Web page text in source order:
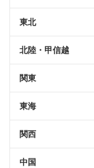
東北
北陸・甲信越
関東
東海
関西
中国